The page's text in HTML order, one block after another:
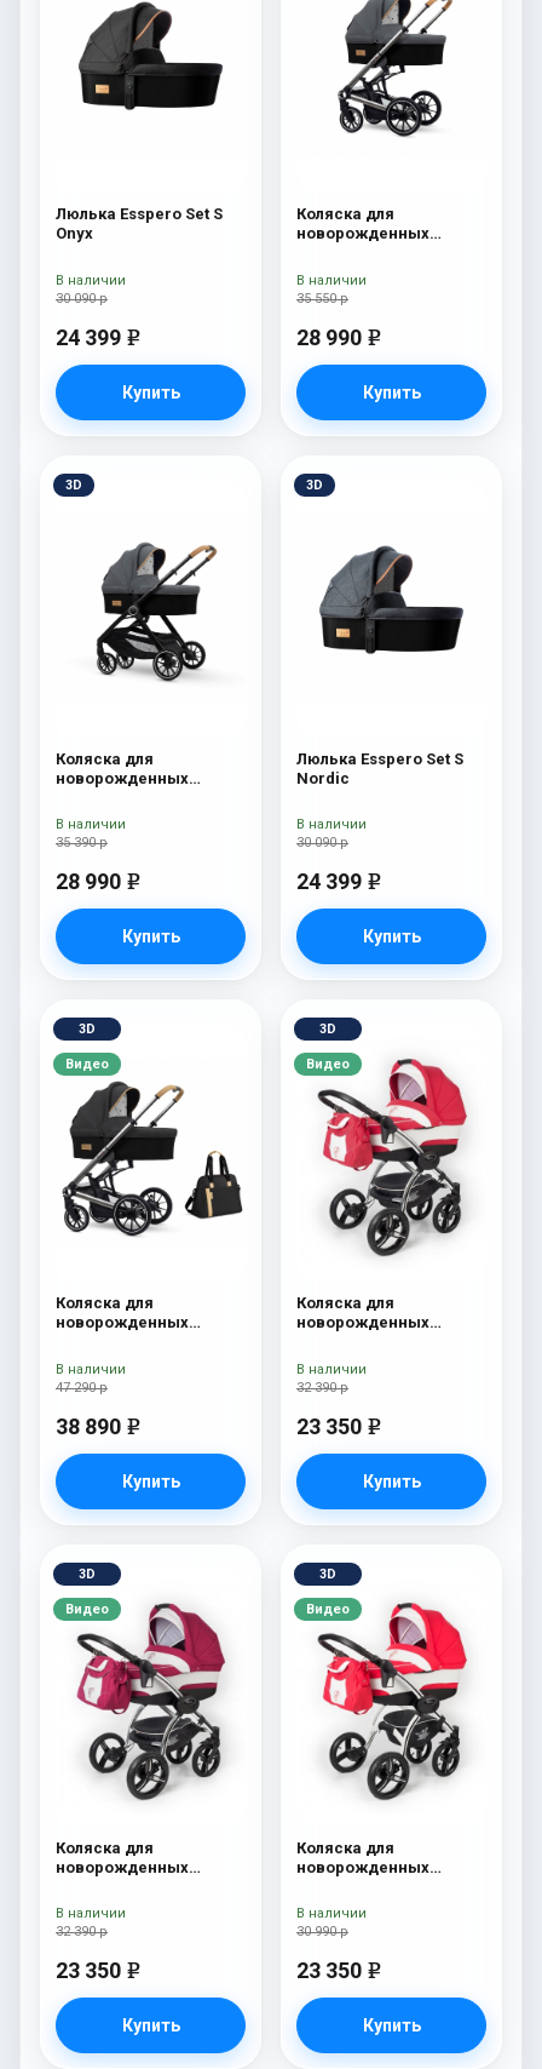
Люлька Esspero Set S
Onyx
30 090 р
24 399 e
Купить
В наличии
Коляска для
новорожденных
35 550 р
28 990 e
Купить
В наличии
3D
Коляска для
новорожденных
35 390 р
28 990 e
Купить
В наличии
3D
Люлька Esspero Set S
Nordic
30 090 р
24 399 e
Купить
В наличии
3D
Видео
Коляска для
новорожденных
Onyx
47 290 р
38 890 e
Купить
В наличии
3D
Видео
Коляска для
новорожденных
Chrome) Red Lux
32 390 р
23 350 e
Купить
В наличии
3D
Видео
Коляска для
новорожденных
Chrome) Borduex
32 390 р
23 350 e
Купить
В наличии
3D
Видео
Коляска для
новорожденных
White) Red Lux
30 990 р
23 350 e
Купить
В наличии